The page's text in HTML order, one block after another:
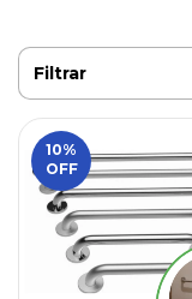
Filtrar
10%
OFF